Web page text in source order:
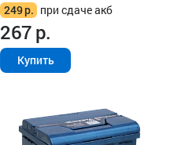
249р. при сдаче акб
267р.
Купить